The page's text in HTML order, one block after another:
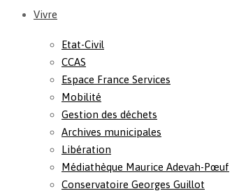
Vivre
Etat-Civil
CCAS
Espace France Services
Mobilité
Gestion des déchets
Archives municipales
Libération
Médiathèque Maurice Adevah-Pœuf
Conservatoire Georges Guillot